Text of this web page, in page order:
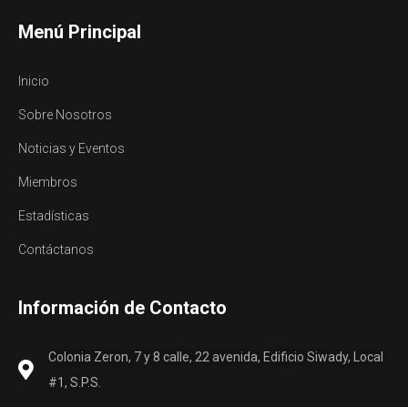
Menú Principal
Inicio
Sobre Nosotros
Noticias y Eventos
Miembros
Estadísticas
Contáctanos
Información de Contacto
Colonia Zeron, 7 y 8 calle, 22 avenida, Edificio Siwady, Local
#1, S.P.S.